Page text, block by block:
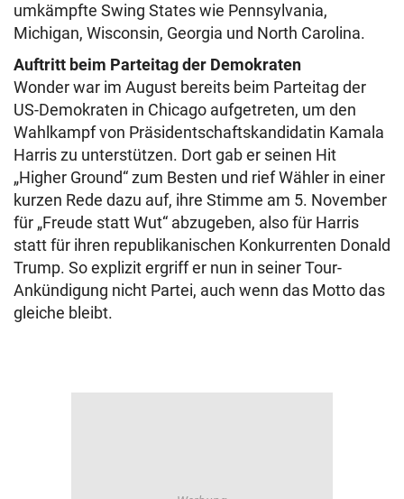
umkämpfte Swing States wie Pennsylvania,
Michigan, Wisconsin, Georgia und North Carolina.
Auftritt beim Parteitag der Demokraten
Wonder war im August bereits beim Parteitag der
US-Demokraten in Chicago aufgetreten, um den
Wahlkampf von Präsidentschaftskandidatin Kamala
Harris zu unterstützen. Dort gab er seinen Hit
„Higher Ground“ zum Besten und rief Wähler in einer
kurzen Rede dazu auf, ihre Stimme am 5. November
für „Freude statt Wut“ abzugeben, also für Harris
statt für ihren republikanischen Konkurrenten Donald
Trump. So explizit ergriff er nun in seiner Tour-
Ankündigung nicht Partei, auch wenn das Motto das
gleiche bleibt.